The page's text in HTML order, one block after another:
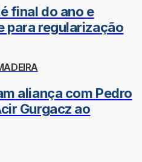
final do ano e
para regularização
aliança com Pedro
Gurgacz ao